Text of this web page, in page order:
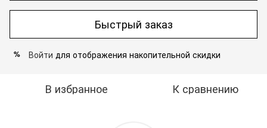
Быстрый заказ
% Войти для отображения накопительной скидки
В избранное К сравнению